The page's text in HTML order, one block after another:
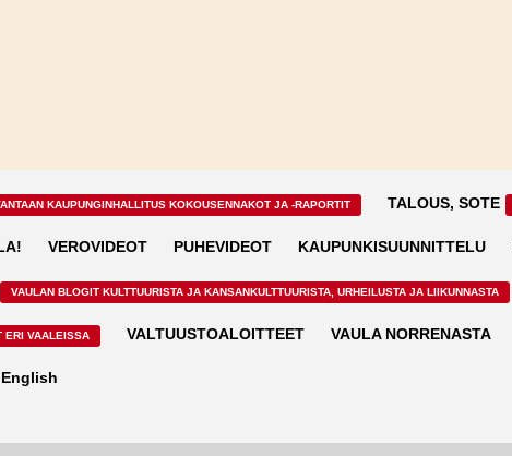
KAUPUNGINHALLITUS KOKOUSENNAKOT JA -RAPORTIT TALOUS, SOTE
VEROVIDEOT PUHEVIDEOT KAUPUNKISUUNNITTELU
VAULAN BLOGIT KULTTUURISTA JA KANSANKULTTUURISTA, URHEILUSTA JA LIIKUNNASTA
ERI VAALEISSA VALTUUSTOALOITTEET VAULA NORRENASTA